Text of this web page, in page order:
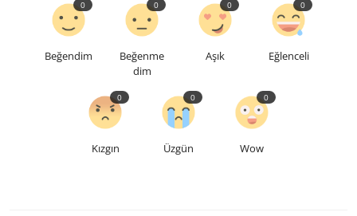
Beğendim
0
Beğenme
dim
0
Aşık
0
Eğlenceli
0
Kızgın
0
Üzgün
0
Wow
0